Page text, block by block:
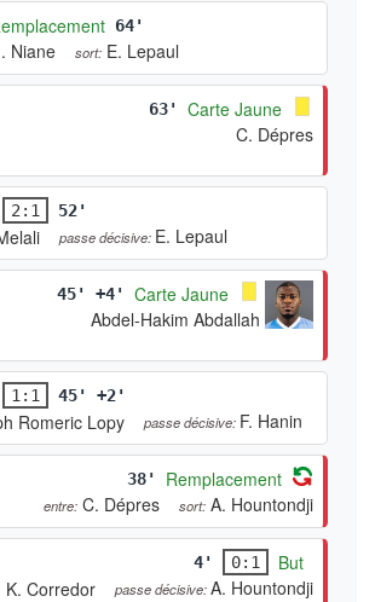
64'
Niane sort: E. Lepaul
63'
Carte Jaune
C. Dépres
2:1 52'
passe décisive: E. Lepaul
45' +4'
Carte Jaune
Abdel-Hakim Abdallah
1:1 45' +2'
Romeric Lopy passe décisive: F. Hanin
38' Remplacement
entre: C. Dépres sort: A. Hountondji
4' 0:1
But
K. Corredor
passe décisive:A. Hountondji